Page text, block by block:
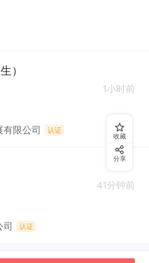
）
1小时前
限公司 认证
41分钟前
认证
收藏
分享